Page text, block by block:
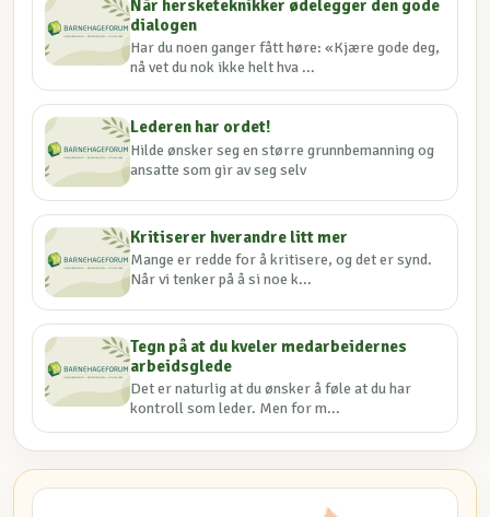
Når hersketeknikker ødelegger den gode
dialogen
Har du noen ganger fått høre: «Kjære gode deg,
nå vet du nok ikke helt hva ...
Lederen har ordet!
Hilde ønsker seg en større grunnbemanning og
ansatte som gir av seg selv
Kritiserer hverandre litt mer
Mange er redde for å kritisere, og det er synd.
Når vi tenker på å si noe k...
Tegn på at du kveler medarbeidernes
arbeidsglede
Det er naturlig at du ønsker å føle at du har
kontroll som leder. Men for m...